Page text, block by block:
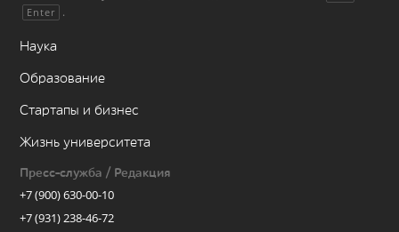
Enter .
Наука
Образование
Стартапы и бизнес
Жизнь университета
Пресс-служба / Редакция
+7 (900) 630-00-10
+7 (931) 238-46-72